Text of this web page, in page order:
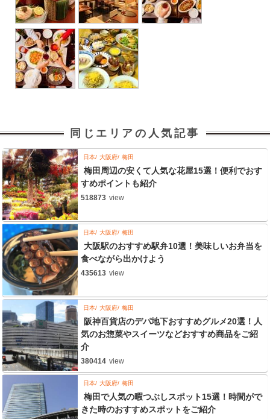
同じエリアの人気記事
日本 大阪府 梅田
梅田周辺の安くて人気な花屋15選！便利でおす
すめポイントも紹介
518873 view
日本 大阪府 梅田
大阪駅のおすすめ駅弁10選！美味しいお弁当を
食べながら出かけよう
435613 view
日本 大阪府 梅田
阪神百貨店のデパ地下おすすめグルメ20選！人
気のお惣菜やスイーツなどおすすめ商品をご紹
介
380414 view
日本 大阪府 梅田
梅田で人気の暇つぶしスポット15選！時間がで
きた時のおすすめスポットをご紹介